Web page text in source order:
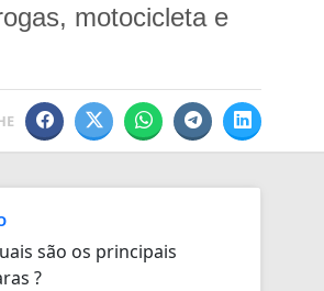
motocicleta e
são os principais
?